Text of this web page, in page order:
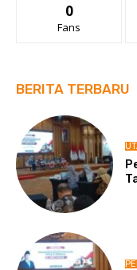
0
Fans
BERITA TERBARU